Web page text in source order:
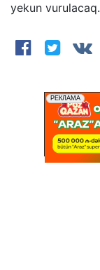
yekun vurulacaq.